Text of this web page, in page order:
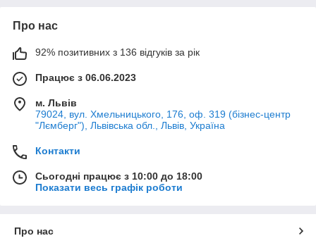
Про нас
92% позитивних з 136 відгуків за рік
Працює з 06.06.2023
м. Львів
79024, вул. Хмельницького, 176, оф. 319 (бізнес-центр
"Лємберг"), Львівська обл., Львів, Україна
Контакти
Сьогодні працює з 10:00 до 18:00
Показати весь графік роботи
Про нас